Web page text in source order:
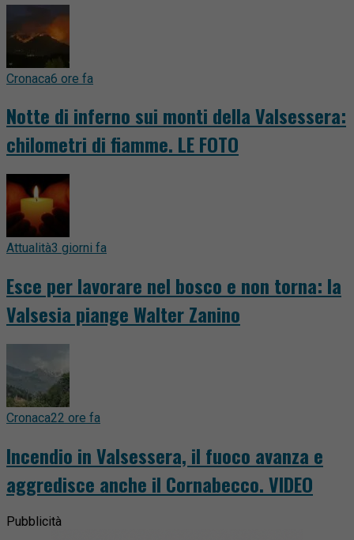
Cronaca6 ore fa
Notte di inferno sui monti della Valsessera:
chilometri di fiamme. LE FOTO
Attualità3 giorni fa
Esce per lavorare nel bosco e non torna: la
Valsesia piange Walter Zanino
Cronaca22 ore fa
Incendio in Valsessera, il fuoco avanza e
aggredisce anche il Cornabecco. VIDEO
Pubblicità